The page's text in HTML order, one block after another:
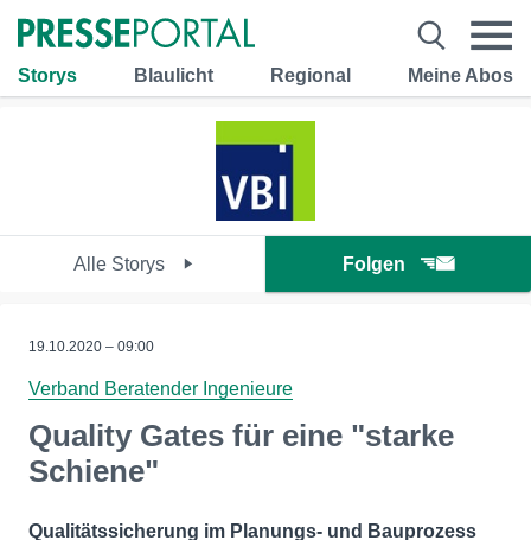
Storys Blaulicht Regional Meine Abos
Alle Storys Folgen
19.10.2020 – 09:00
Verband Beratender Ingenieure
Quality Gates für eine "starke
Schiene"
Qualitätssicherung im Planungs- und Bauprozess